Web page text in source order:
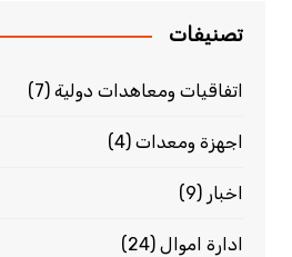
تصنيفات
اتفاقيات ومعاهدات دولية(7)
اجهزة ومعدات(4)
اخبار (9)
ادارة اموال(24)